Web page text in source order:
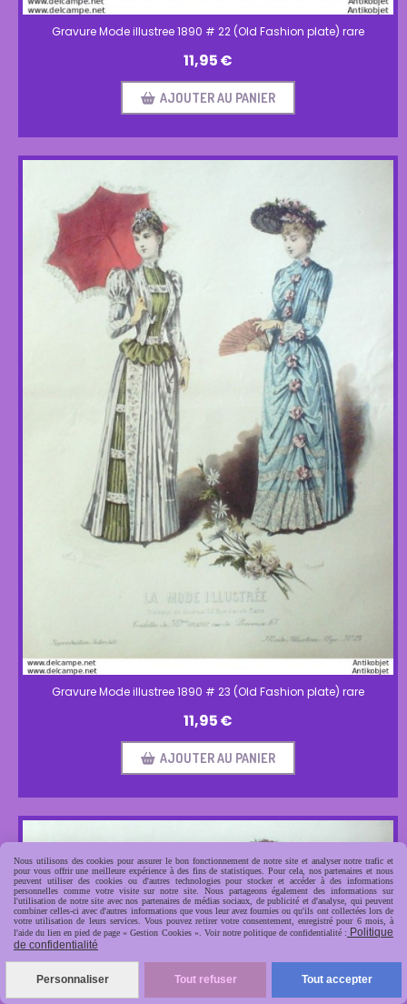
Gravure Mode illustree 1890 # 22 (Old Fashion plate) rare
11,95€
AJOUTER AU PANIER
Gravure Mode illustree 1890 # 23 (Old Fashion plate) rare
11,95€
AJOUTER AU PANIER
Nous utilisons des cookies pour assurer le bon fonctionnement de notre site et analyser notre trafic et
pour vous offrir une meilleure expérience à des fins de statistiques. Pour cela, nos partenaires et nous
peuvent utiliser des cookies ou d'autres technologies pour stocker et accéder à des informations
personnelles comme votre visite sur notre site. Nous partageons également des informations sur
l'utilisation de notre site avec nos partenaires de médias sociaux, de publicité et d'analyse, qui peuvent
combiner celles-ci avec d'autres informations que vous leur avez fournies ou qu'ils ont collectées lors de
votre utilisation de leurs services. Vous pouvez retirer votre consentement, enregistré pour 6 mois, à
l'aide du lien en pied de page « Gestion Cookies ». Voir notre politique de confidentialité : Politique
de confidentialité
Personnaliser Tout refuser Tout accepter